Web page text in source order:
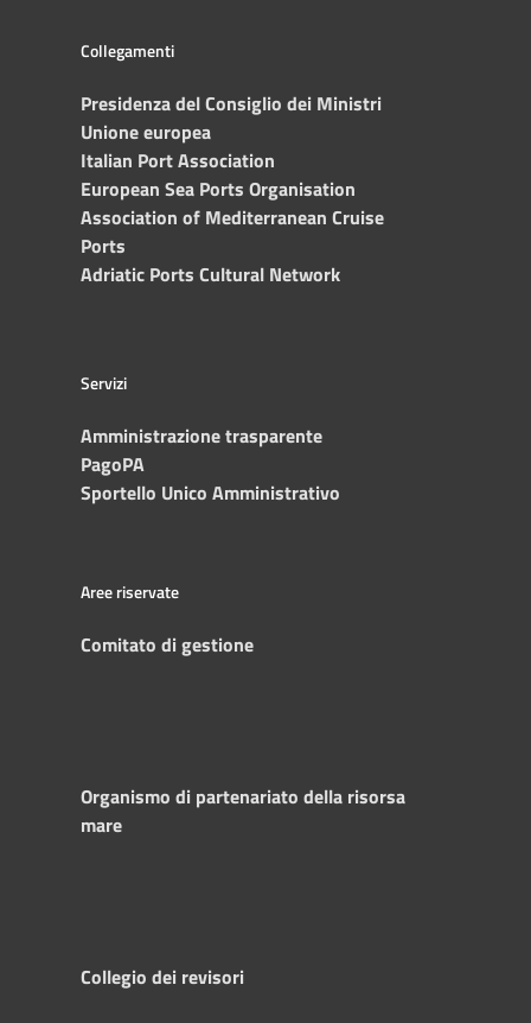
Collegamenti
Presidenza del Consiglio dei Ministri
Unione europea
Italian Port Association
European Sea Ports Organisation
Association of Mediterranean Cruise
Ports
Adriatic Ports Cultural Network
Servizi
Amministrazione trasparente
PagoPA
Sportello Unico Amministrativo
Aree riservate
Comitato di gestione
Organismo di partenariato della risorsa
mare
Collegio dei revisori